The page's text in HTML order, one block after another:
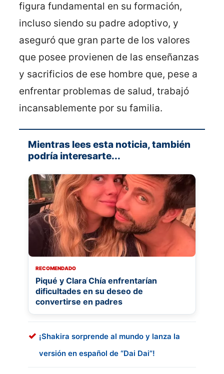
figura fundamental en su formación,
incluso siendo su padre adoptivo, y
aseguró que gran parte de los valores
que posee provienen de las enseñanzas
y sacrificios de ese hombre que, pese a
enfrentar problemas de salud, trabajó
incansablemente por su familia.
Mientras lees esta noticia, también
podría interesarte...
RECOMENDADO
Piqué y Clara Chía enfrentarían
dificultades en su deseo de
convertirse en padres
¡Shakira sorprende al mundo y lanza la
versión en español de “Dai Dai”!